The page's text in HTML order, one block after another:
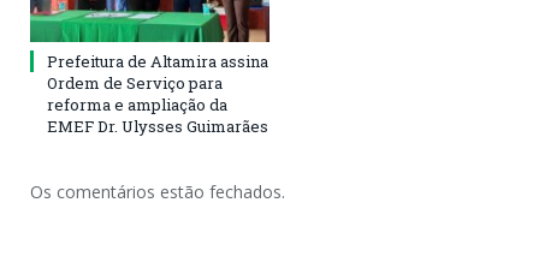
Prefeitura de Altamira assina
Ordem de Serviço para
reforma e ampliação da
EMEF Dr. Ulysses Guimarães
Os comentários estão fechados.